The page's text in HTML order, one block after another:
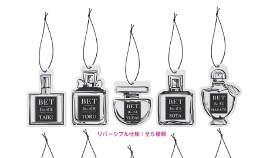
フェイスタオル・タオル
Tシャツ・シャツ
パーカー・スウェット・ブルゾン
バッグ・ポーチ
キーホルダー・チャーム
アクリルスタンド・アクセサリー・帽子
会員登録
ログイン